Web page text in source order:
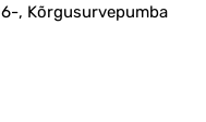
, Kõrgusurvepumba